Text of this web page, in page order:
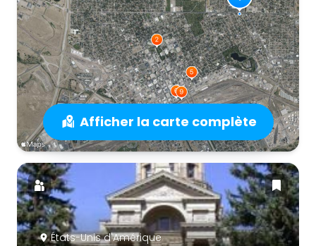
Afficher la carte complète
États-Unis d'Amérique